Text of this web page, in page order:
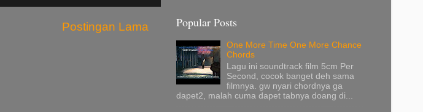
Postingan Lama Popular Posts
One More Time One More Chance
Chords
Lagu ini soundtrack film 5cm Per
Second, cocok banget deh sama
filmnya. gw nyari chordnya ga
dapet2, malah cuma dapet tabnya doang di...